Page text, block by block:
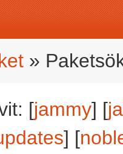
»
[jammy] [
] [